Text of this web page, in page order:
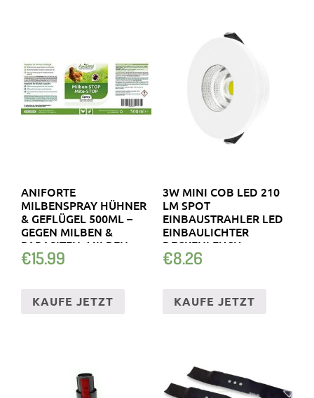
ANIFORTE
MILBENSPRAY HÜHNER
& GEFLÜGEL 500ML –
GEGEN MILBEN &
PARASITEN, MILBEN.
€15.99
KAUFE JETZT
3W MINI COB LED 210
LM SPOT
EINBAUSTRAHLER LED
EINBAULICHTER
DECKENLEUCH…
€8.26
KAUFE JETZT